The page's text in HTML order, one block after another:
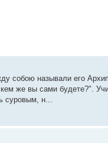
собою называли его
же вы сами будете?".
суровым, н...